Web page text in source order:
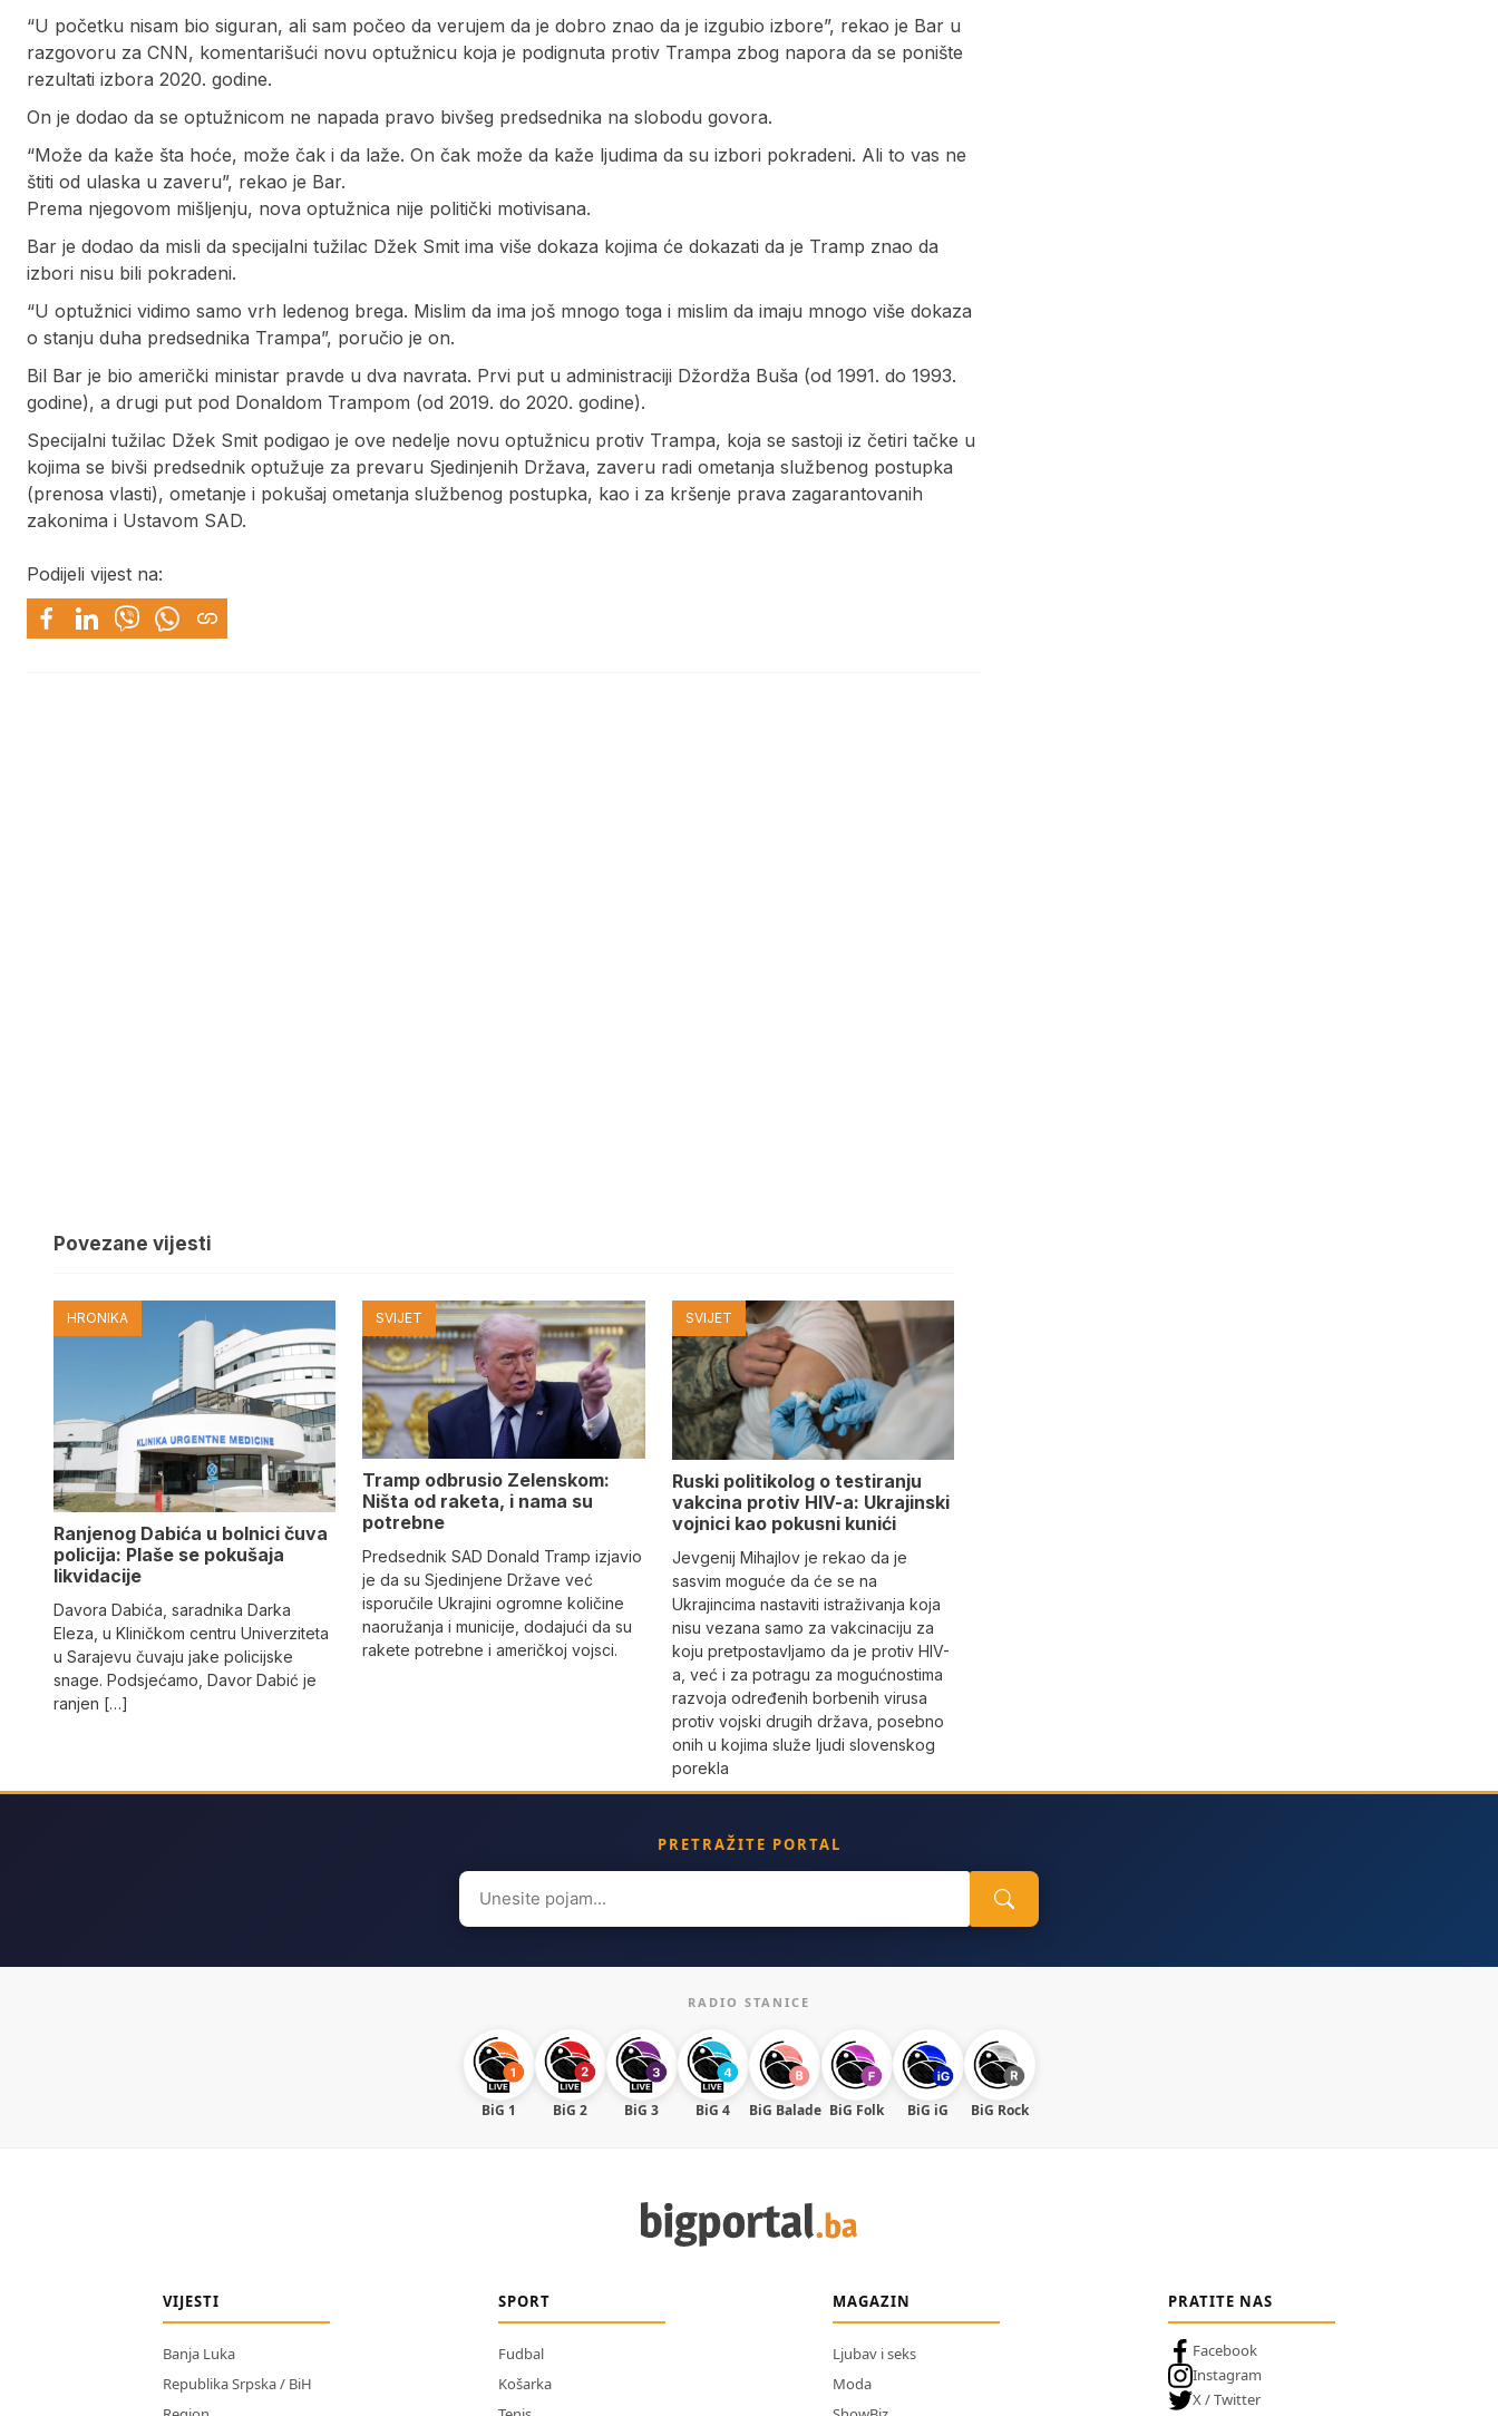
“U početku nisam bio siguran, ali sam počeo da verujem da je dobro znao da je izgubio izbore”, rekao je Bar u
razgovoru za CNN, komentarišući novu optužnicu koja je podignuta protiv Trampa zbog napora da se ponište
rezultati izbora 2020. godine.
On je dodao da se optužnicom ne napada pravo bivšeg predsednika na slobodu govora.
“Može da kaže šta hoće, može čak i da laže. On čak može da kaže ljudima da su izbori pokradeni. Ali to vas ne
štiti od ulaska u zaveru”, rekao je Bar.
Prema njegovom mišljenju, nova optužnica nije politički motivisana.
Bar je dodao da misli da specijalni tužilac Džek Smit ima više dokaza kojima će dokazati da je Tramp znao da
izbori nisu bili pokradeni.
“U optužnici vidimo samo vrh ledenog brega. Mislim da ima još mnogo toga i mislim da imaju mnogo više dokaza
o stanju duha predsednika Trampa”, poručio je on.
Bil Bar je bio američki ministar pravde u dva navrata. Prvi put u administraciji Džordža Buša (od 1991. do 1993.
godine), a drugi put pod Donaldom Trampom (od 2019. do 2020. godine).
Specijalni tužilac Džek Smit podigao je ove nedelje novu optužnicu protiv Trampa, koja se sastoji iz četiri tačke u
kojima se bivši predsednik optužuje za prevaru Sjedinjenih Država, zaveru radi ometanja službenog postupka
(prenosa vlasti), ometanje i pokušaj ometanja službenog postupka, kao i za kršenje prava zagarantovanih
zakonima i Ustavom SAD.
Podijeli vijest na:
Povezane vijesti
HRONIKA
Ranjenog Dabića u bolnici čuva
policija: Plaše se pokušaja
likvidacije
Davora Dabića, saradnika Darka
Eleza, u Kliničkom centru Univerziteta
u Sarajevu čuvaju jake policijske
snage. Podsjećamo, Davor Dabić je
ranjen […]
SVIJET
Tramp odbrusio Zelenskom:
Ništa od raketa, i nama su
potrebne
Predsednik SAD Donald Tramp izjavio
je da su Sjedinjene Države već
isporučile Ukrajini ogromne količine
naoružanja i municije, dodajući da su
rakete potrebne i američkoj vojsci.
SVIJET
Ruski politikolog o testiranju
vakcina protiv HIV-a: Ukrajinski
vojnici kao pokusni kunići
Jevgenij Mihajlov je rekao da je
sasvim moguće da će se na
Ukrajincima nastaviti istraživanja koja
nisu vezana samo za vakcinaciju za
koju pretpostavljamo da je protiv HIV-
a, već i za potragu za mogućnostima
razvoja određenih borbenih virusa
protiv vojski drugih država, posebno
onih u kojima služe ljudi slovenskog
porekla
PRETRAŽITE PORTAL
Search
for:
RADIO STANICE
BiG 1 BiG 2 BiG 3 BiG 4 BiG Balade BiG Folk BiG iG BiG Rock
VIJESTI
Banja Luka
Republika Srpska / BiH
SPORT
Fudbal
Košarka
MAGAZIN
Ljubav i seks
Moda
PRATITE NAS
Facebook
Instagram
X / Twitter